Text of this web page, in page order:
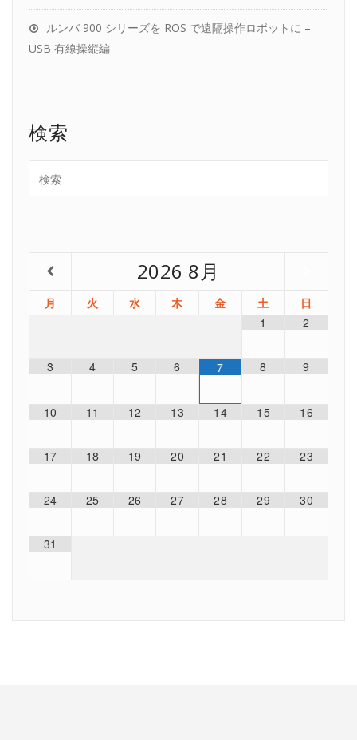
ルンバ 900 シリーズを ROS で遠隔操作ロボットに –
USB 有線操縦編
検索
2026 8月
月 火 水 木 金 土
日
1
2
3 4 5 6 7 8 9
10 11 12 13 14 15 16
17 18 19 20 21 22 23
24 25 26 27 28 29 30
31